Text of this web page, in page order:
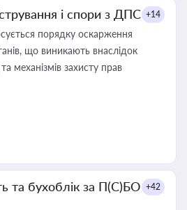
і спори з ДПС +14
порядку оскарження
що виникають внаслідок
механізмів захисту прав
та бухоблік за П(С)БО +42